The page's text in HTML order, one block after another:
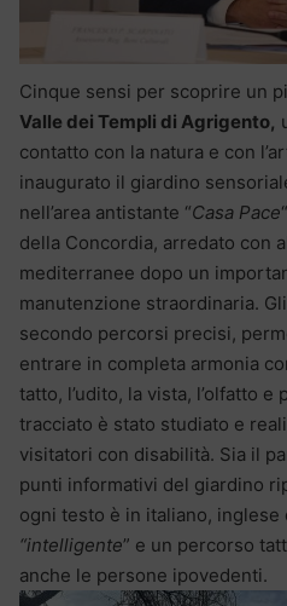
Cinque sensi per scoprire un
Valle dei Templi di Agrigento,
contatto con la natura e con
inaugurato il giardino
nell’area antistante “Casa Pace
della Concordia, arredato con
mediterranee dopo un
manutenzione straordinaria.
secondo percorsi precisi,
entrare in completa armonia
tatto, l’udito, la vista, l’olfatto
tracciato è stato studiato e
visitatori con disabilità. Sia il
punti informativi del giardino
ogni testo è in italiano, inglese
“intelligente” e un percorso
anche le persone ipovedenti.